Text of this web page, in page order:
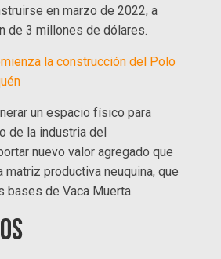
en marzo de 2022, a
de 3 millones de dólares.
la construcción del Polo
un espacio físico para
de la industria del
nuevo valor agregado que
matriz productiva neuquina, que
bases de Vaca Muerta.